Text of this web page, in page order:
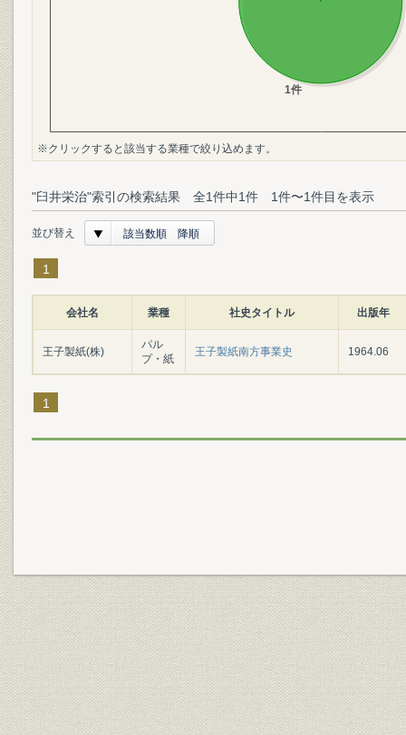
※クリックすると該当する業種で絞り込めます。
"臼井栄治"索引の検索結果 全1件中1件 1件〜1件目を表示
並び替え 該当数順 降順
1
会社名 業種 社史タイトル 出版年
王子製紙(株)
パル
プ・紙
王子製紙南方事業史 1964.06
1